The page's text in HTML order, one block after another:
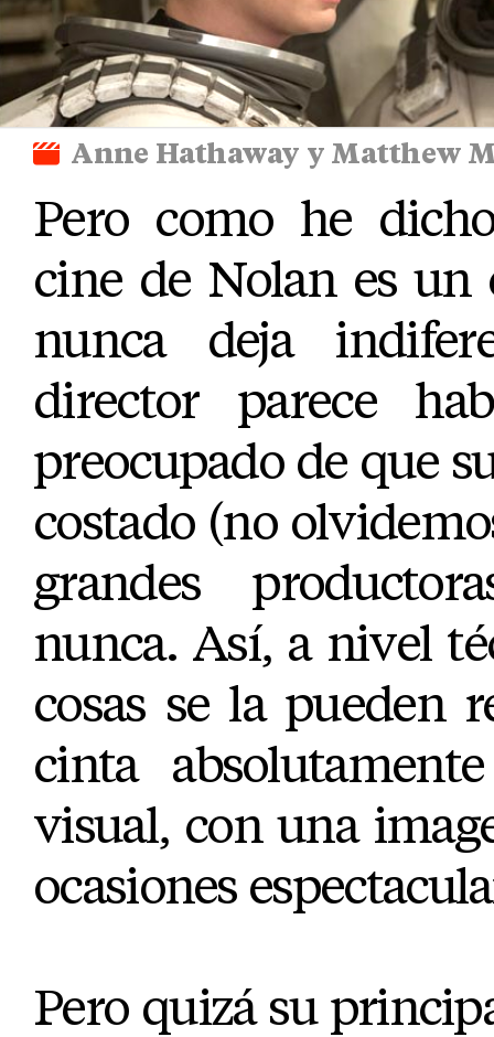
Anne Hathaway y Matthew
Pero como he
cine de Nolan es un
nunca deja
director parece
preocupado de que
costado (no
grandes
nunca. Así, a nivel
cosas se la pueden
cinta
visual, con una
ocasiones
Pero quizá su